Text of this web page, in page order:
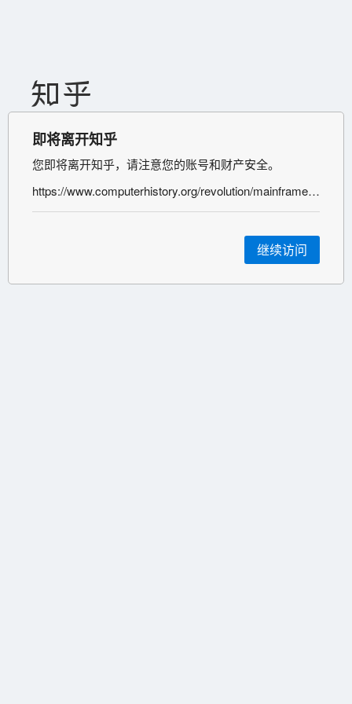
即将离开知乎
您即将离开知乎，请注意您的账号和财产安全。
https://www.computerhistory.org/revolution/mainframe-computers/7/178/717
继续访问